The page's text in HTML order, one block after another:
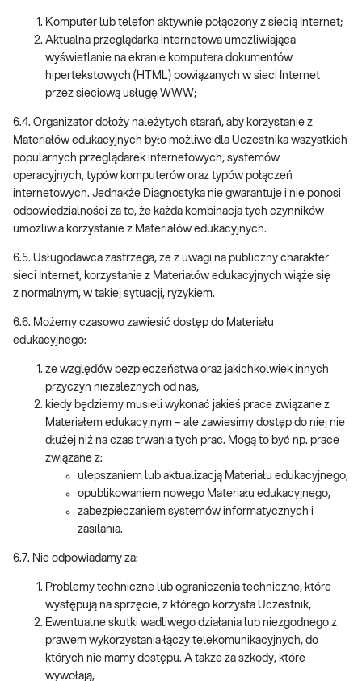
Komputer lub telefon aktywnie połączony z siecią Internet;
Aktualna przeglądarka internetowa umożliwiająca
wyświetlanie na ekranie komputera dokumentów
hipertekstowych (HTML) powiązanych w sieci Internet
przez sieciową usługę WWW;
6.4. Organizator dołoży należytych starań, aby korzystanie z
Materiałów edukacyjnych było możliwe dla Uczestnika wszystkich
popularnych przeglądarek internetowych, systemów
operacyjnych, typów komputerów oraz typów połączeń
internetowych. Jednakże Diagnostyka nie gwarantuje i nie ponosi
odpowiedzialności za to, że każda kombinacja tych czynników
umożliwia korzystanie z Materiałów edukacyjnych.
6.5. Usługodawca zastrzega, że z uwagi na publiczny charakter
sieci Internet, korzystanie z Materiałów edukacyjnych wiąże się
z normalnym, w takiej sytuacji, ryzykiem.
6.6. Możemy czasowo zawiesić dostęp do Materiału
edukacyjnego:
ze względów bezpieczeństwa oraz jakichkolwiek innych
przyczyn niezależnych od nas,
kiedy będziemy musieli wykonać jakieś prace związane z
Materiałem edukacyjnym – ale zawiesimy dostęp do niej nie
dłużej niż na czas trwania tych prac. Mogą to być np. prace
związane z:
ulepszaniem lub aktualizacją Materiału edukacyjnego,
opublikowaniem nowego Materiału edukacyjnego,
zabezpieczaniem systemów informatycznych i
zasilania.
6.7. Nie odpowiadamy za:
Problemy techniczne lub ograniczenia techniczne, które
występują na sprzęcie, z którego korzysta Uczestnik,
Ewentualne skutki wadliwego działania lub niezgodnego z
prawem wykorzystania łączy telekomunikacyjnych, do
których nie mamy dostępu. A także za szkody, które
wywołają,